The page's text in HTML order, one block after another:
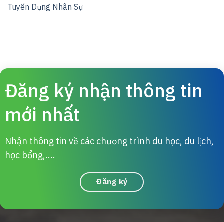
Tuyển Dụng Nhân Sự
Đăng ký nhận thông tin
mới nhất
Nhận thông tin về các chương trình du học, du lịch,
học bổng,....
Đăng ký